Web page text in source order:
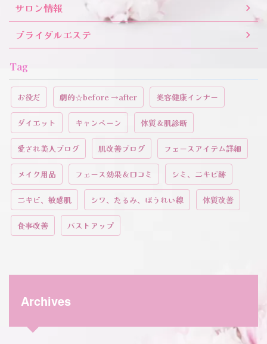
サロン情報
ブライダルエステ
Tag
お役だ 劇的☆before →after 美容健康インナー
ダイエット キャンペーン 体質＆肌診断
愛され美人ブログ 肌改善ブログ フェースアイテム詳細
メイク用品 フェース効果＆口コミ シミ、ニキビ跡
ニキビ、敏感肌 シワ、たるみ、ほうれい線 体質改善
食事改善 バストアップ
Archives